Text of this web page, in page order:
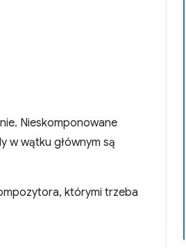
Nieskomponowane
w wątku głównym są
którymi trzeba